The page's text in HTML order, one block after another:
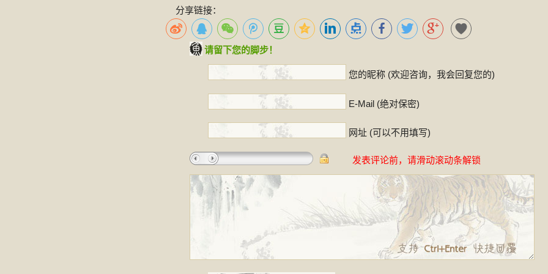
分享链接：
请留下您的脚步！
您的昵称 (欢迎咨询，我会回复您的)
E-Mail (绝对保密)
网址 (可以不用填写)
发表评论前，请滑动滚动条解锁